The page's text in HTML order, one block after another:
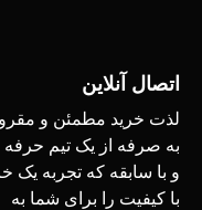
اتصال آنلاین
لذت خرید مطمئن و
به صرفه از یک تیم حرفه
و با سابقه که تجربه یک
با کیفیت را برای شما به